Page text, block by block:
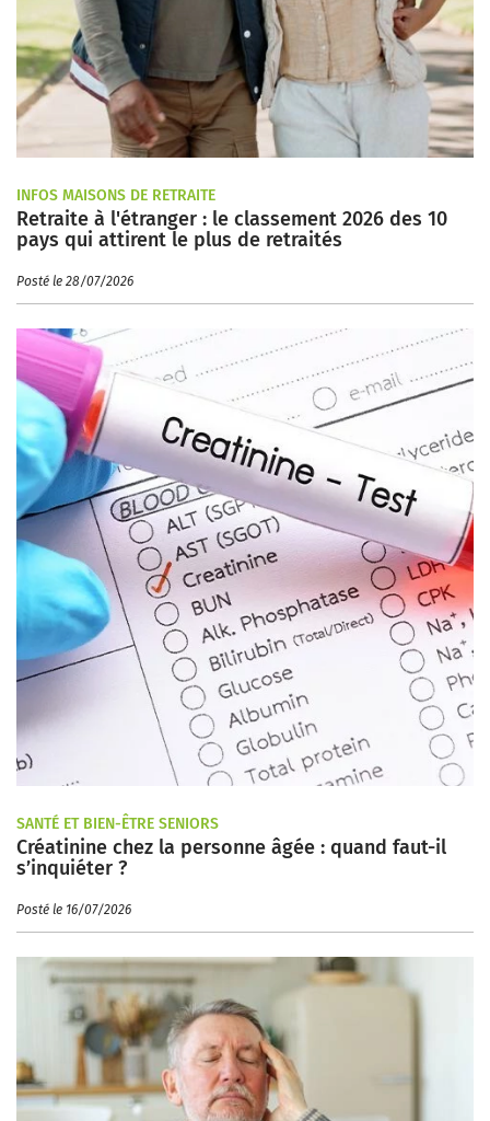
INFOS MAISONS DE RETRAITE
Retraite à l'étranger : le classement 2026 des 10
pays qui attirent le plus de retraités
Posté le 28/07/2026
SANTÉ ET BIEN-ÊTRE SENIORS
Créatinine chez la personne âgée : quand faut-il
s’inquiéter ?
Posté le 16/07/2026